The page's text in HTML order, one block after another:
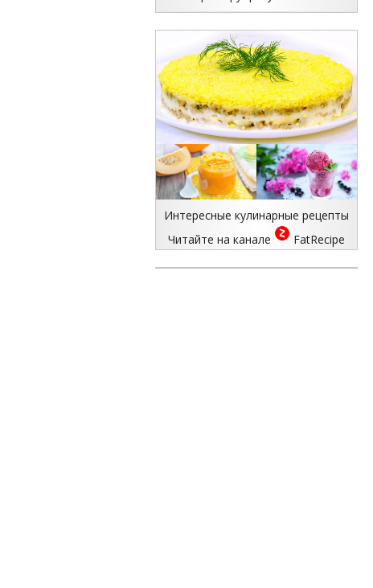
Интересные кулинарные рецепты
Читайте на канале
FatRecipe